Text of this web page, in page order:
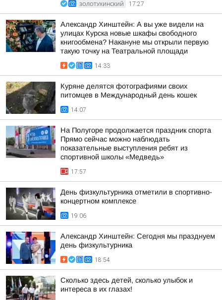
ЗОЛОТУХИНСКИЙ 17:27
Александр Хинштейн: А вы уже видели на
улицах Курска новые шкафы свободного
книгообмена? Накануне мы открыли первую
такую точку на Театральной площади
14:33
Куряне делятся фотографиями своих
питомцев в Международный день кошек
14:07
На Полугоре продолжается праздник спорта
Прямо сейчас можно наблюдать
показательные выступления ребят из
спортивной школы «Медведь»
17:57
День физкультурника отметили в спортивно-
концертном комплексе
19:06
Александр Хинштейн: Сегодня мы празднуем
день физкультурника
18:54
Сколько здесь детей, сколько улыбок и
интереса в их глазах!